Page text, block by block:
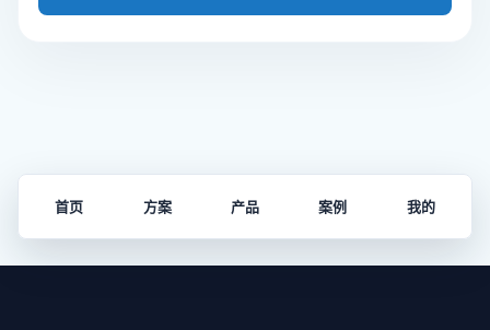
首页 方案 产品 案例 我的